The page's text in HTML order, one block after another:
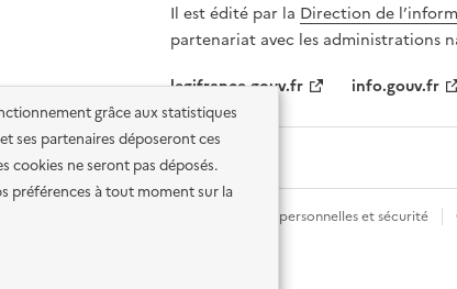
grâce aux statistiques
ses partenaires déposeront ces
cookies ne seront pas déposés.
préférences à tout moment sur la
Il est édité par la Direction de
partenariat avec les administrations
legifrance.gouv.fr
info.gouv.fr
Données personnelles et sécurité